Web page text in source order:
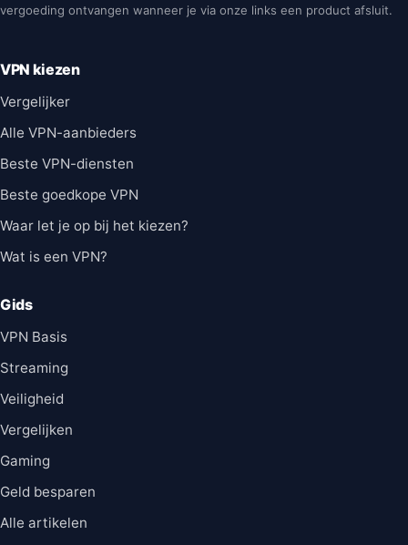
vergoeding ontvangen wanneer je via onze links een product afsluit.
VPN kiezen
Vergelijker
Alle VPN-aanbieders
Beste VPN-diensten
Beste goedkope VPN
Waar let je op bij het kiezen?
Wat is een VPN?
Gids
VPN Basis
Streaming
Veiligheid
Vergelijken
Gaming
Geld besparen
Alle artikelen